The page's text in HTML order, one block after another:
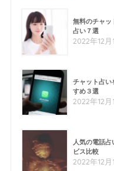
無料のチャッ
占い７選
2022年12月
チャット占い
すめ３選
2022年12月
人気の電話
ビス比較
2022年12月